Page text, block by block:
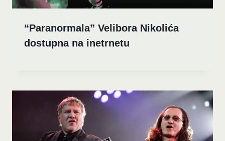
“Paranormala” Velibora Nikolića
dostupna na inetrnetu